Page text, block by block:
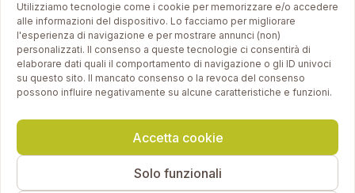
Utilizziamo tecnologie come i cookie per memorizzare e/o accedere
alle informazioni del dispositivo. Lo facciamo per migliorare
l'esperienza di navigazione e per mostrare annunci (non)
personalizzati. Il consenso a queste tecnologie ci consentirà di
elaborare dati quali il comportamento di navigazione o gli ID univoci
su questo sito. Il mancato consenso o la revoca del consenso
possono influire negativamente su alcune caratteristiche e funzioni.
Accetta cookie
Solo funzionali
Condizioni e Privacy Policy